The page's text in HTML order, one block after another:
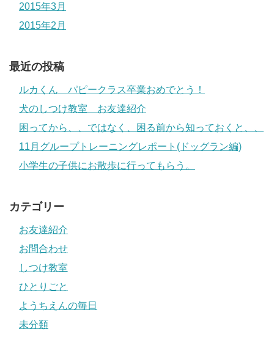
2015年3月
2015年2月
最近の投稿
ルカくん パピークラス卒業おめでとう！
犬のしつけ教室 お友達紹介
困ってから、、ではなく、困る前から知っておくと、、
11月グループトレーニングレポート(ドッグラン編)
小学生の子供にお散歩に行ってもらう。
カテゴリー
お友達紹介
お問合わせ
しつけ教室
ひとりごと
ようちえんの毎日
未分類